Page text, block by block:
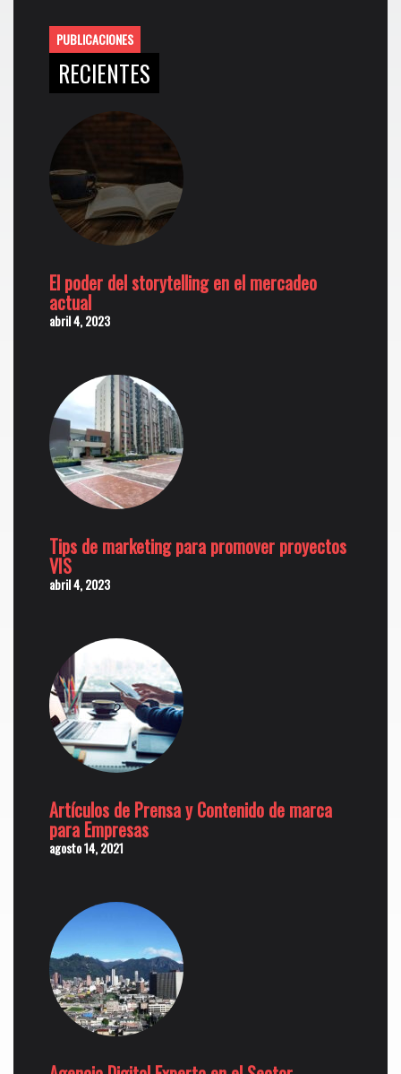
PUBLICACIONES
RECIENTES
El poder del storytelling en el mercadeo
actual
abril 4, 2023
Tips de marketing para promover proyectos
VIS
abril 4, 2023
Artículos de Prensa y Contenido de marca
para Empresas
agosto 14, 2021